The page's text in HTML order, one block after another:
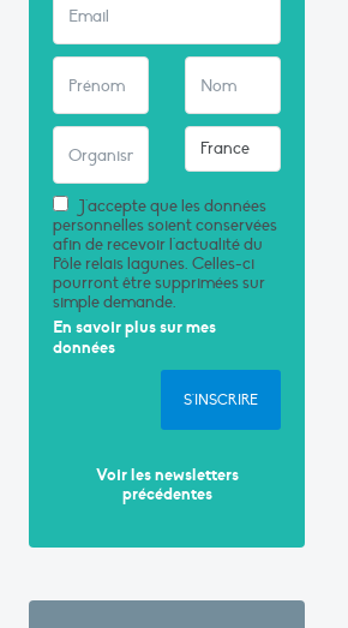
J'accepte que les données
personnelles soient conservées
afin de recevoir l'actualité du
Pôle relais lagunes. Celles-ci
pourront être supprimées sur
simple demande.
En savoir plus sur mes
données
S'INSCRIRE
Voir les newsletters
précédentes